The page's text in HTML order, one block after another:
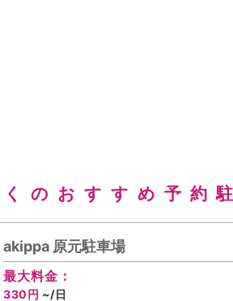
のおすすめ予約
akippa 原元駐車場
最大料金：
330円 ~/日